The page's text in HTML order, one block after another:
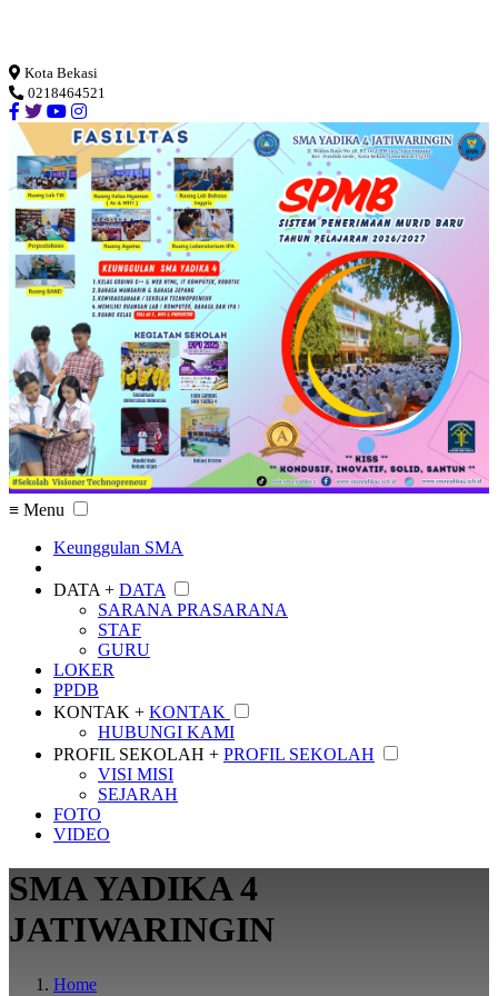
Kota Bekasi
0218464521
≡ Menu
Keunggulan SMA
DATA + DATA
SARANA PRASARANA
STAF
GURU
LOKER
PPDB
KONTAK + KONTAK
HUBUNGI KAMI
PROFIL SEKOLAH + PROFIL SEKOLAH
VISI MISI
SEJARAH
FOTO
VIDEO
SMA YADIKA 4
JATIWARINGIN
Home